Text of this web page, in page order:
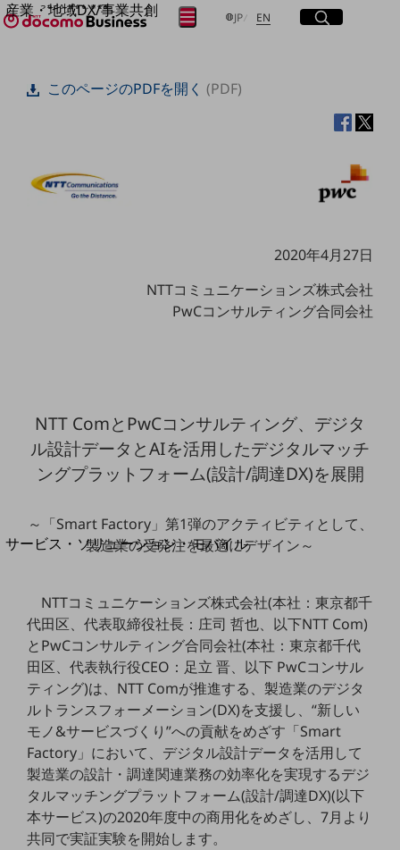
産業・地域DX/事業共創
OPEN HUB for Plural Futures
OPEN HUB for Plural Futuresとは
Smart World
自治体・地域社会との共創
LGPF(Local Government Platform)
サービス・ソリューション・モバイル
DXに関する課題を解決する
サービス・ソリューションをご紹介
カテゴリーで探す
カテゴリーで探すTOP
ネットワーク・モバイル
クラウド・データセンター
電話・映像コミュニケーション
セキュリティ
JP日本語
EN Englishサイト内検索
開く
メニュー
開く
フリーワードを入力して探す
フリーワードでNTTドコモビジネスの
取り組みを検索
検索する
このページのPDFを開く(PDF)
2020年4月27日
NTTコミュニケーションズ株式会社
PwCコンサルティング合同会社
NTT ComとPwCコンサルティング、デジタ
ル設計データとAIを活用したデジタルマッチ
ングプラットフォーム(設計/調達DX)を展開
～「Smart Factory」第1弾のアクティビティとして、
製造業の受発注を最適にデザイン～
NTTコミュニケーションズ株式会社(本社：東京都千
代田区、代表取締役社長：庄司 哲也、以下NTT Com)
とPwCコンサルティング合同会社(本社：東京都千代
田区、代表執行役CEO：足立 晋、以下 PwCコンサル
ティング)は、NTT Comが推進する、製造業のデジタ
ルトランスフォーメーション(DX)を支援し、“新しい
モノ&サービスづくり”への貢献をめざす「Smart
Factory」において、デジタル設計データを活用して
製造業の設計・調達関連業務の効率化を実現するデジ
タルマッチングプラットフォーム(設計/調達DX)(以下
本サービス)の2020年度中の商用化をめざし、7月より
共同で実証実験を開始します。